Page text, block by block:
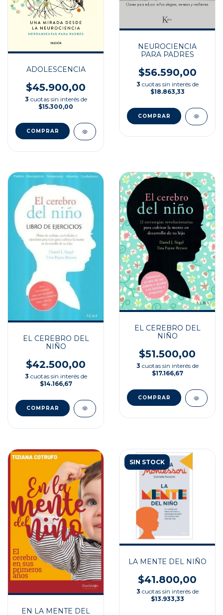
ADOLESCENCIA
$45.900,00
3 cuotas sin interés de
$15.300,00
NEUROCIENCIA
PARA PADRES
$56.590,00
3 cuotas sin interés de
$18.863,33
EL CEREBRO DEL
NIÑO
$42.500,00
3 cuotas sin interés de
$14.166,67
EL CEREBRO DEL
NIÑO
$51.500,00
3 cuotas sin interés de
$17.166,67
EN LA MENTE DEL
SIN STOCK
LA MENTE DEL NIÑO
$41.800,00
3 cuotas sin interés de
$13.933,33